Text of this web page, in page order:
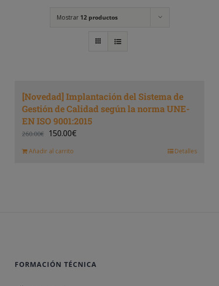
Mostrar 12 productos
[Novedad] Implantación del Sistema de
Gestión de Calidad según la norma UNE-
EN ISO 9001:2015
260.00€ 150.00€
Añadir al carrito Detalles
FORMACIÓN TÉCNICA